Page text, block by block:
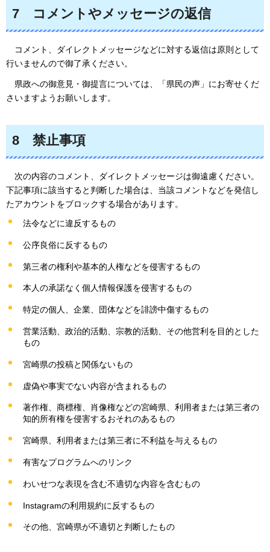
7 コメント やメッセージの返信
コメント、ダイレクトメッセージなどに対する返信は原則として
行いませんので御了承ください。
県政への御意見・御提言については、「県民の声」にお寄せくだ
さいますようお願いします。
8 禁止事項
次の内容のコメント、ダイレクトメッセージは御遠慮ください。
下記事項に該当すると判断した場合は、当該コメントなどを発信し
たアカウントをブロックする場合があります。
法令などに違反するもの
公序良俗に反するもの
第三者の権利や基本的人権などを侵害するもの
本人の承諾なく個人情報保護を侵害するもの
特定の個人、企業、団体などを誹謗中傷するもの
営業活動、政治的活動、宗教的活動、その他営利を目的とした
もの
宮崎県の投稿と関係ないもの
虚偽や事実でない内容が含まれるもの
著作権、商標権、肖像権などの宮崎県、利用者または第三者の
知的所有権を侵害するおそれのあるもの
宮崎県、利用者または第三者に不利益を与えるもの
有害なプログラムへのリンク
わいせつな表現を含む不適切な内容を含むもの
Instagramの利用規約に反するもの
その他、宮崎県が不適切と判断したもの